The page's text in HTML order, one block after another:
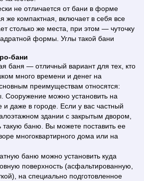
не отличается от бани в форме
же компактная, включает в себя все
столько же места, при этом — чуточку
формы. Углы такой бани
бани
баня — отличный вариант для тех, кто
много времени и денег на
преимуществам относятся:
Сооружение можно установить на
и даже в городе. Если у вас частный
здании с закрытым двором,
такую баню. Вы можете поставить ее
многоквартирного дома или на
баню можно установить куда
поверхность (асфальтированную,
на специально подготовленное